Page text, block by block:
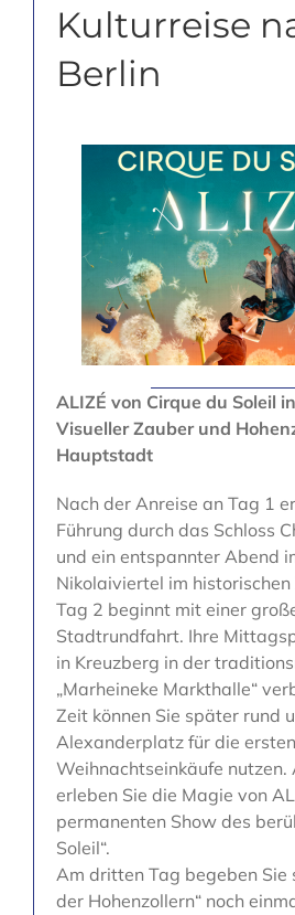
Kulturreise
Berlin
ALIZÉ von Cirque du Soleil
Visueller Zauber und
Hauptstadt
Nach der Anreise an Tag 1
Führung durch das Schloss
und ein entspannter Abend
Nikolaiviertel im
Tag 2 beginnt mit einer
Stadtrundfahrt. Ihre
in Kreuzberg in der
„Marheineke Markthalle“
Zeit können Sie später rund
Alexanderplatz für die ersten
Weihnachtseinkäufe nutzen.
erleben Sie die Magie von
permanenten Show des
Soleil“.
Am dritten Tag begeben Sie
der Hohenzollern“ noch